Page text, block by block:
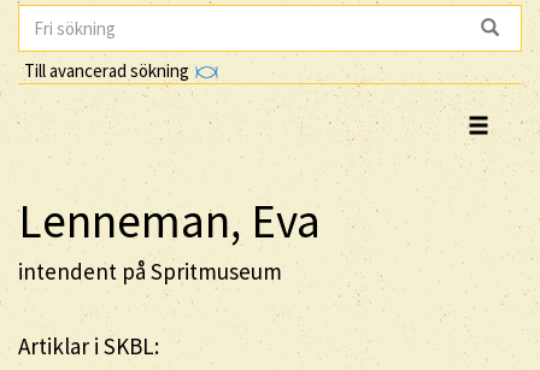
Till avancerad sökning
Lenneman, Eva
intendent på Spritmuseum
Artiklar i SKBL: